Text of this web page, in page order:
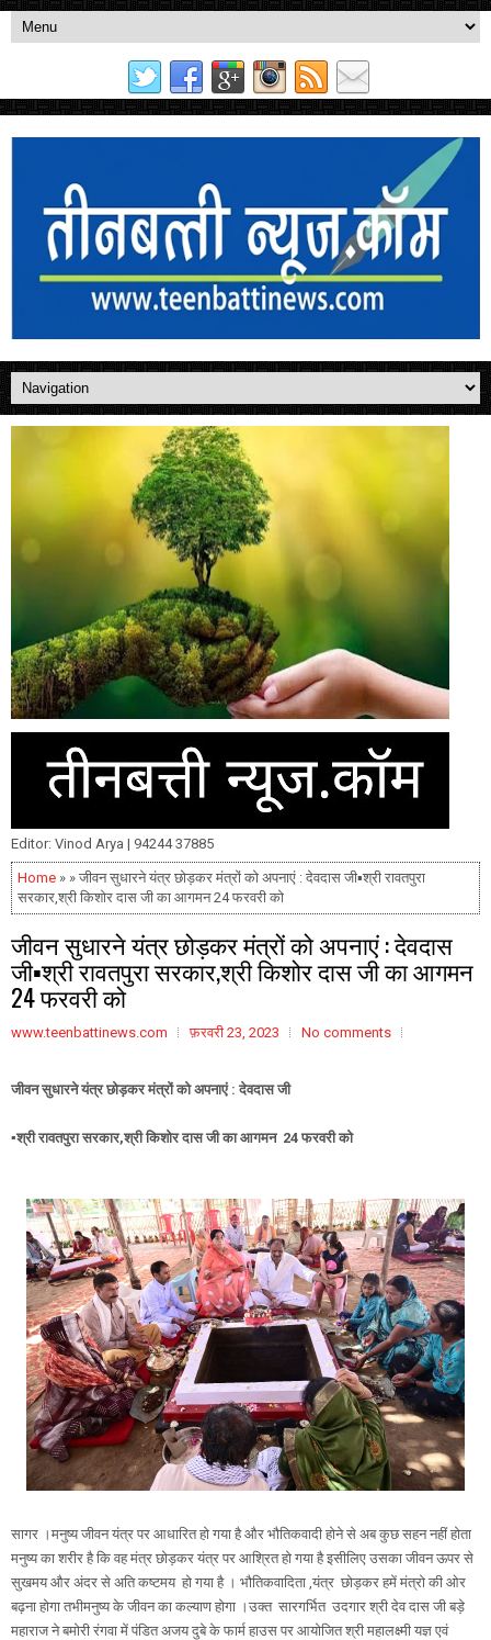
Editor: Vinod Arya | 94244 37885
Home » » जीवन सुधारने यंत्र छोड़कर मंत्रों को अपनाएं : देवदास जी▪️श्री रावतपुरा
सरकार,श्री किशोर दास जी का आगमन 24 फरवरी को
जीवन सुधारने यंत्र छोड़कर मंत्रों को अपनाएं : देवदास
जी▪️श्री रावतपुरा सरकार,श्री किशोर दास जी का आगमन
24 फरवरी को
www.teenbattinews.com फ़रवरी 23, 2023 No comments
जीवन सुधारने यंत्र छोड़कर मंत्रों को अपनाएं : देवदास जी
▪️श्री रावतपुरा सरकार,श्री किशोर दास जी का आगमन 24 फरवरी को
सागर ।मनुष्य जीवन यंत्र पर आधारित हो गया है और भौतिकवादी होने से अब कुछ सहन नहीं होता
मनुष्य का शरीर है कि वह मंत्र छोड़कर यंत्र पर आश्रित हो गया है इसीलिए उसका जीवन ऊपर से
सुखमय और अंदर से अति कष्टमय हो गया है । भौतिकवादिता ,यंत्र छोड़कर हमें मंत्रो की ओर
बढ़ना होगा तभीमनुष्य के जीवन का कल्याण होगा ।उक्त सारगर्भित उदगार श्री देव दास जी बड़े
महाराज ने बमोरी रंगवा में पंडित अजय दुबे के फार्म हाउस पर आयोजित श्री महालक्ष्मी यज्ञ एवं